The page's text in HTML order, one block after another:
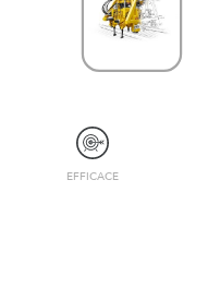
EFFICACE